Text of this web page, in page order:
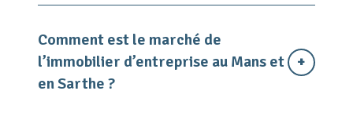
Comment est le marché de
l’immobilier d’entreprise au Mans et
en Sarthe ?